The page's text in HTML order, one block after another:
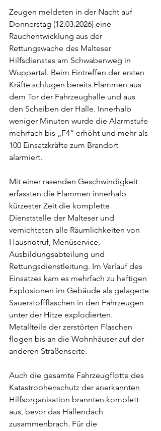
Zeugen meldeten in der Nacht auf
Donnerstag (12.03.2026) eine
Rauchentwicklung aus der
Rettungswache des Malteser
Hilfsdienstes am Schwabenweg in
Wuppertal. Beim Eintreffen der ersten
Kräfte schlugen bereits Flammen aus
dem Tor der Fahrzeughalle und aus
den Scheiben der Halle. Innerhalb
weniger Minuten wurde die Alarmstufe
mehrfach bis „F4“ erhöht und mehr als
100 Einsatzkräfte zum Brandort
alarmiert.
Mit einer rasenden Geschwindigkeit
erfassten die Flammen innerhalb
kürzester Zeit die komplette
Dienststelle der Malteser und
vernichteten alle Räumlichkeiten von
Hausnotruf, Menüservice,
Ausbildungsabteilung und
Rettungsdienstleitung. Im Verlauf des
Einsatzes kam es mehrfach zu heftigen
Explosionen im Gebäude als gelagerte
Sauerstoffflaschen in den Fahrzeugen
unter der Hitze explodierten.
Metallteile der zerstörten Flaschen
flogen bis an die Wohnhäuser auf der
anderen Straßenseite.
Auch die gesamte Fahrzeugflotte des
Katastrophenschutz der anerkannten
Hilfsorganisation brannten komplett
aus, bevor das Hallendach
zusammenbrach. Für die